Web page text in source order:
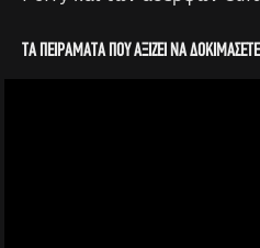
Τα πειράματα που αξίζει να δοκιμάσετε